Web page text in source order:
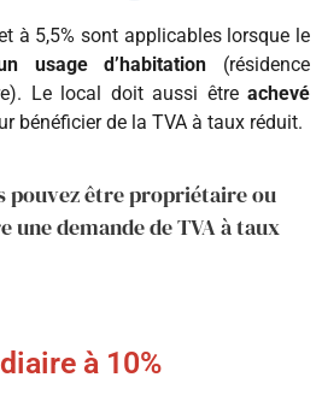
à 5,5% sont applicables lorsque le
usage d’habitation (résidence
Le local doit aussi être achevé
bénéficier de la TVA à taux réduit.
pouvez être propriétaire ou
demande de TVA à taux
à 10%